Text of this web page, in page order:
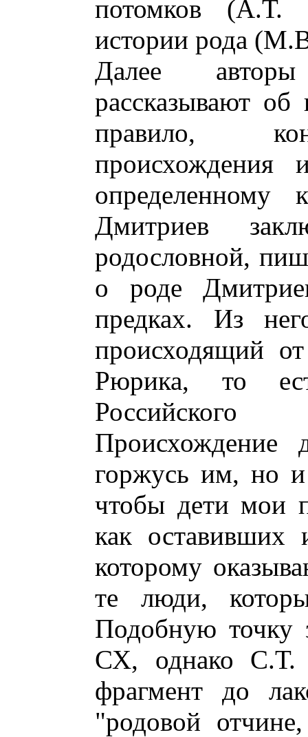
потомков (А.Т.
истории рода
Далее
рассказывают об
правило,
происхождения
Дмитриев
родословной,
о роде
предках. Из
происходящий
Рюрика, то
Происхождение
горжусь им, но
чтобы дети мои
как оставивших
которому
те люди,
Подобную точку
СХ, однако С.Т.
фрагмент до
"родовой